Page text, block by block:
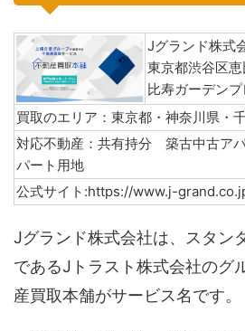
Jグランド株式
東京都渋谷区
比寿ガーデン
買取のエリア：東京都・神奈川県・
対応不動産：共有持分 築古中古
パート用地
公式サイト:https://www.j-
Jグランド株式会社は、スタン
であるJトラスト株式会社のグ
産買取本舗がサービス名です。